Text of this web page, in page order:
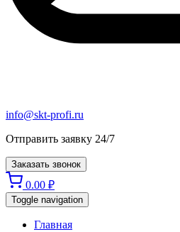
info@skt-profi.ru
Отправить заявку 24/7
Заказать звонок
0.00 ₽
Toggle navigation
Главная